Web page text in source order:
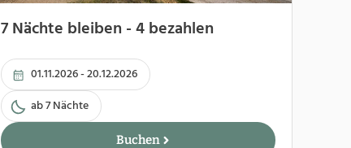
7 Nächte bleiben - 4 bezahlen
01.11.2026 - 20.12.2026
ab 7 Nächte
Buchen